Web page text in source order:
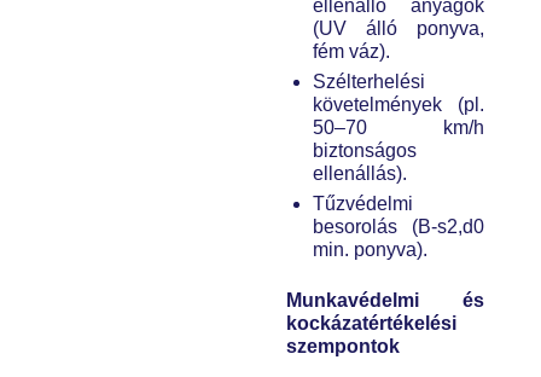
ellenálló anyagok
(UV álló ponyva,
fém váz).
Szélterhelési
követelmények (pl.
50–70 km/h
biztonságos
ellenállás).
Tűzvédelmi
besorolás (B-s2,d0
min. ponyva).
Munkavédelmi és
kockázatértékelési
szempontok